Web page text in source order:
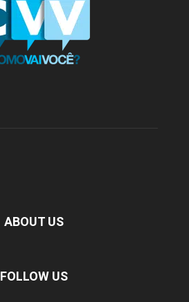
ABOUT US
FOLLOW US